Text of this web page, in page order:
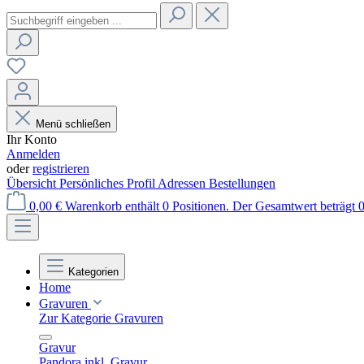
Menü schließen
Ihr Konto
Anmelden
oderregistrieren
ÜbersichtPersönliches ProfilAdressen Bestellungen
0,00 € Warenkorb enthält 0 Positionen. Der Gesamtwert beträgt
Kategorien
Home
Gravuren
Zur Kategorie Gravuren
Gravur